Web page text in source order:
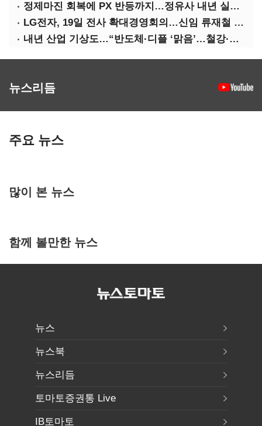
정제마진 회복에 PX 반등까지…정유사 내년 실적 기대
LG전자, 19일 전사 확대경영회의…신임 류재철 사장 주관
내년 산업 기상도…“반도체·디플 ‘맑음’…철강·석화 ‘흐림’”
뉴스리듬
주요 뉴스
많이 본 뉴스
함께 볼만한 뉴스
뉴스
뉴스북
뉴스리듬
토마토증권통 Live
IB토마토